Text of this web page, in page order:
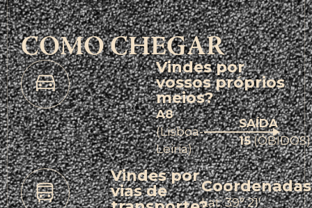
COMO CHEGAR
Vindes por
vossos próprios
meios?
A8
(Lisboa-
Leiria)
SAÍDA
15(ÓBIDOS)
Vindes por
vias de
Lat: 39° 21′